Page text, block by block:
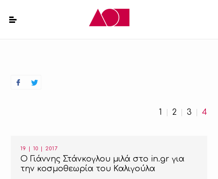
1 2 3 4
19 | 10 | 2017
Ο Γιάννης Στάνκογλου μιλά στο in.gr για
την κοσμοθεωρία του Καλιγούλα